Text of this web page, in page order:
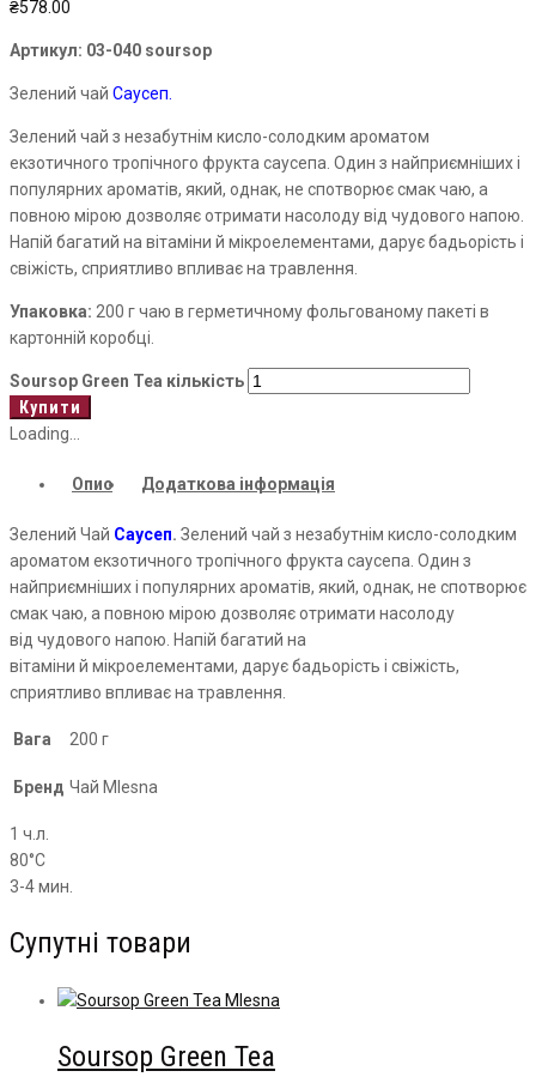
₴578.00
Артикул: 03-040 soursop
Зелений чай Саусеп.
Зелений чай з незабутнім кисло-солодким ароматом
екзотичного тропічного фруктасаусепа. Один з найприємніших і
популярних ароматів, який, однак, не спотворює смак чаю, а
повною мірою дозволяє отримати насолоду від чудового напою.
Напій багатий на вітаміни й мікроелементами, дарує бадьорість і
свіжість, сприятливо впливає на травлення.
Упаковка: 200 г чаю в герметичному фольгованому пакеті в
картонній коробці.
Soursop Green Tea кількість
Купити
Loading...
Опис Додаткова інформація
Зелений Чай Саусеп. Зелений чай з незабутнім кисло-солодким
ароматом екзотичного тропічного фруктасаусепа. Один з
найприємніших і популярних ароматів, який, однак, не спотворює
смак чаю, а повною мірою дозволяє отримати насолоду
від чудового напою. Напій багатий на
вітаміни й мікроелементами, дарує бадьорість і свіжість,
сприятливо впливає на травлення.
Вага 200 г
Бренд Чай Mlesna
1 ч.л.
80°С
3-4 мин.
Супутні товари
Soursop Green Tea